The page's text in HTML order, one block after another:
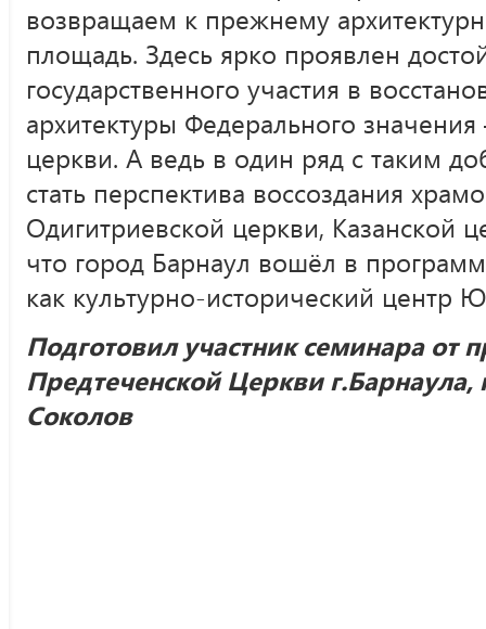
возвращаем к прежнему
площадь. Здесь ярко проявлен
государственного участия в
архитектуры Федерального
церкви. А ведь в один ряд с таким
стать перспектива воссоздания
Одигитриевской церкви, Казанской
что город Барнаул вошёл в
как культурно-исторический центр
Подготовил участник семинара от
Предтеченской Церкви г.Барнаула,
Соколов